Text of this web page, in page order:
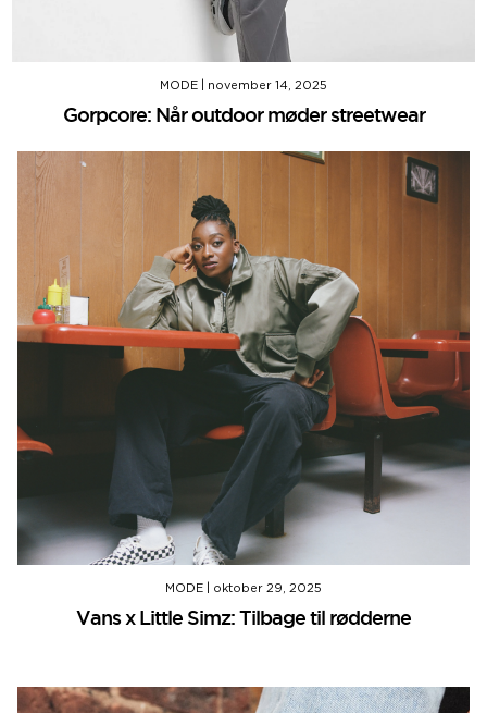
MODE november 14, 2025
Gorpcore: Når outdoor møder streetwear
MODE oktober 29, 2025
Vans x Little Simz: Tilbage til rødderne